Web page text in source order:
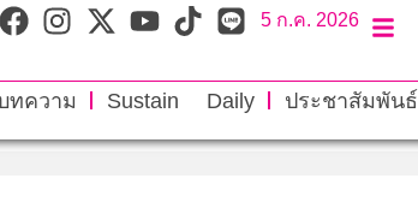
5 ก.ค. 2026
ทความ Sustain Daily ประชาสัมพันธ์